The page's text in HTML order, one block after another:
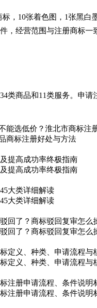
，10张着色图，1张黑
，经营范围与注册商标
类商品和11类服务。申
能选低价？淮北市商标注
商标注册好处与方法
提高成功率终极指南
提高成功率终极指南
大类详细解读
大类详细解读
回了？商标驳回复审怎么
回了？商标驳回复审怎么
定义、种类、申请流程与
定义、种类、申请流程与
注册申请流程、条件说明
注册申请流程、条件说明